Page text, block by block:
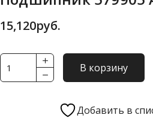
15,120руб.
Количество
товара
В корзину
Добавить в